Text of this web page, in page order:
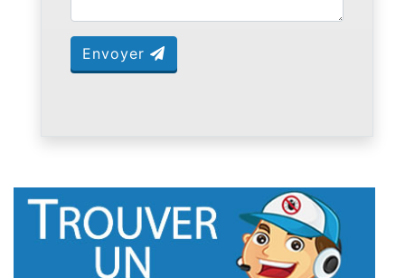
Envoyer